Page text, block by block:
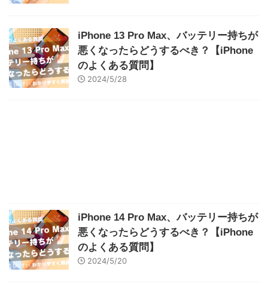
iPhone 13 Pro Max、バッテリー持ちが
悪くなったらどうするべき？【iPhone
のよくある質問】
2024/5/28
iPhone 14 Pro Max、バッテリー持ちが
悪くなったらどうするべき？【iPhone
のよくある質問】
2024/5/20